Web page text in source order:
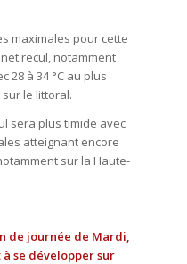
maximales pour cette
recul, notamment
28 à 34 °C au plus
sur le littoral.
sera plus timide avec
atteignant encore
sur la Haute-
de journée de Mardi,
se développer sur